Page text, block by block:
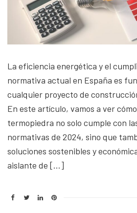
La eficiencia energética y el
normativa actual en España es
cualquier proyecto de
En este artículo, vamos a ver
termopiedra no solo cumple con
normativas de 2024, sino que
soluciones sostenibles y
aislante de […]